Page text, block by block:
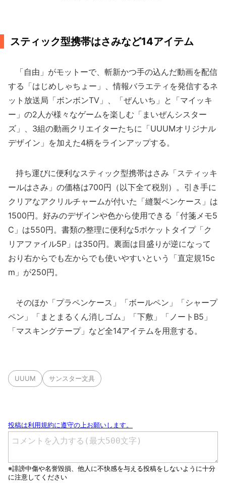
スティック型携帯はさみなど14アイテム
「自由」がモットーで、斬新かつ手の込んだ動画を配信
する「はじめしゃちょー」、情報バラエティを発信するネ
ット放送局「ボンボンTV」、「ぜんいち」と「マイッキ
ー」の2人が様々なゲームを楽しむ「まいぜんシスター
ズ」、3組の動画クリエイターたちに「UUUMオリジナル
デザイン」を加えた4柄をラインアップする。
持ち運びに便利なスティック型携帯はさみ「スティッキ
ールはさみ」の価格は700円（以下全て税別）。引き手に
クリアなアクリルチャームが付いた「縫製ペンケース」は
1500円。好みのデザインや色から使用できる「付箋メモ5
C」は550円。書類の整理に便利な5ポケットタイプ「ク
リアファイル5P」は350円。裏面は目盛りが逆になって
おり右からでも左からでも使いやすいという「直定規15c
m」が250円。
そのほか「プラペンケース」「ボールペン」「シャープ
ペン」「まとまるくん消しゴム」「下敷」「ノートB5」
「マスキングテープ」など全14アイテムを用意する。
UUUM サンスター文具